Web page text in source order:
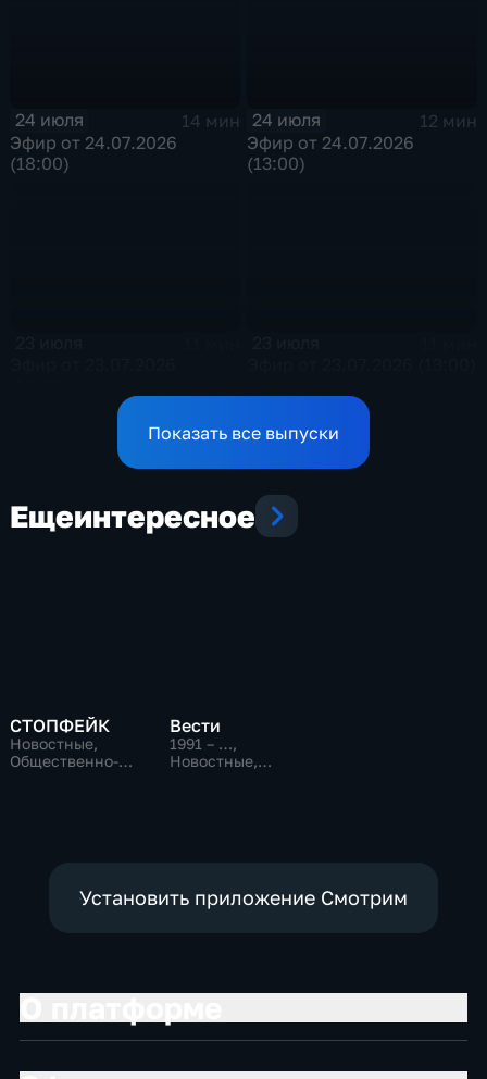
24 июля
14 мин
Эфир от 24.07.2026
(18:00)
24 июля
12 мин
Эфир от 24.07.2026
(13:00)
Показать все выпуски
Ещеинтересное
СТОПФЕЙК
Новостные,
Общественно-
Вести
1991 – …,
Новостные,
Установить приложение Смотрим